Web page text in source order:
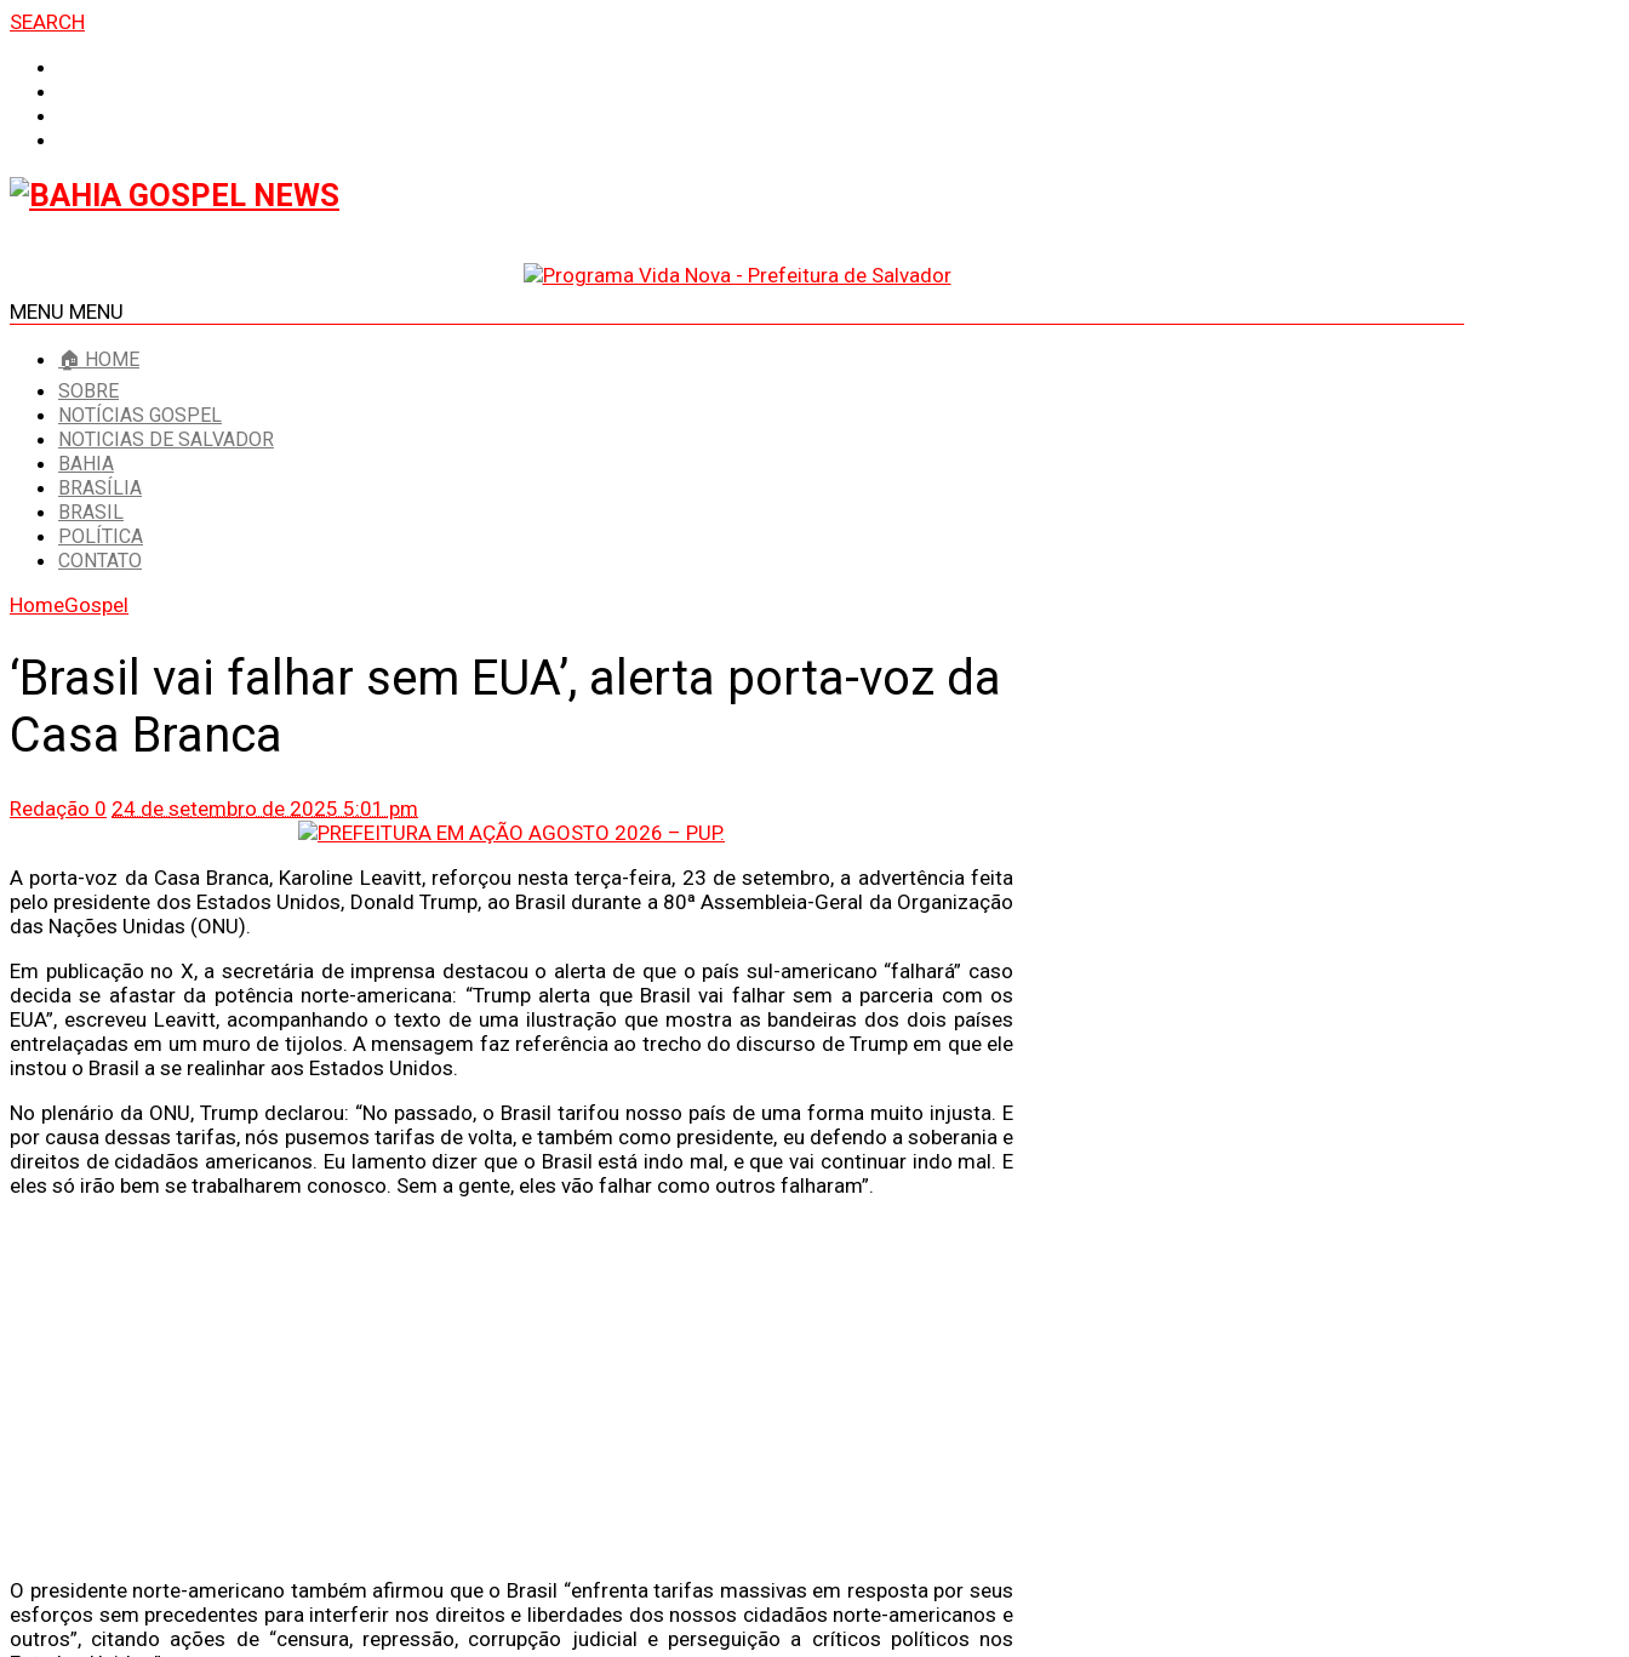
SEARCH
MENU MENU
🏠 HOME
SOBRE
NOTÍCIAS GOSPEL
NOTICIAS DE SALVADOR
BAHIA
BRASÍLIA
BRASIL
POLÍTICA
CONTATO
HomeGospel
‘Brasil vai falhar sem EUA’, alerta porta-voz da
Casa Branca
Redação 0 24 de setembro de 2025 5:01 pm
A porta-voz da Casa Branca, Karoline Leavitt, reforçou nesta terça-feira, 23 de setembro, a advertência feita
pelo presidente dos Estados Unidos, Donald Trump, ao Brasil durante a 80ª Assembleia-Geral da Organização
das Nações Unidas (ONU).
Em publicação no X, a secretária de imprensa destacou o alerta de que o país sul-americano “falhará” caso
decida se afastar da potência norte-americana: “Trump alerta que Brasil vai falhar sem a parceria com os
EUA”, escreveu Leavitt, acompanhando o texto de uma ilustração que mostra as bandeiras dos dois países
entrelaçadas em um muro de tijolos. A mensagem faz referência ao trecho do discurso de Trump em que ele
instou o Brasil a se realinhar aos Estados Unidos.
No plenário da ONU, Trump declarou: “No passado, o Brasil tarifou nosso país de uma forma muito injusta. E
por causa dessas tarifas, nós pusemos tarifas de volta, e também como presidente, eu defendo a soberania e
direitos de cidadãos americanos. Eu lamento dizer que o Brasil está indo mal, e que vai continuar indo mal. E
eles só irão bem se trabalharem conosco. Sem a gente, eles vão falhar como outros falharam”.
O presidente norte-americano também afirmou que o Brasil “enfrenta tarifas massivas em resposta por seus
esforços sem precedentes para interferir nos direitos e liberdades dos nossos cidadãos norte-americanos e
outros”, citando ações de “censura, repressão, corrupção judicial e perseguição a críticos políticos nos